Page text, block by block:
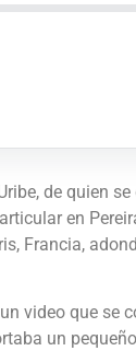
de quien
en
Francia,
video que
un